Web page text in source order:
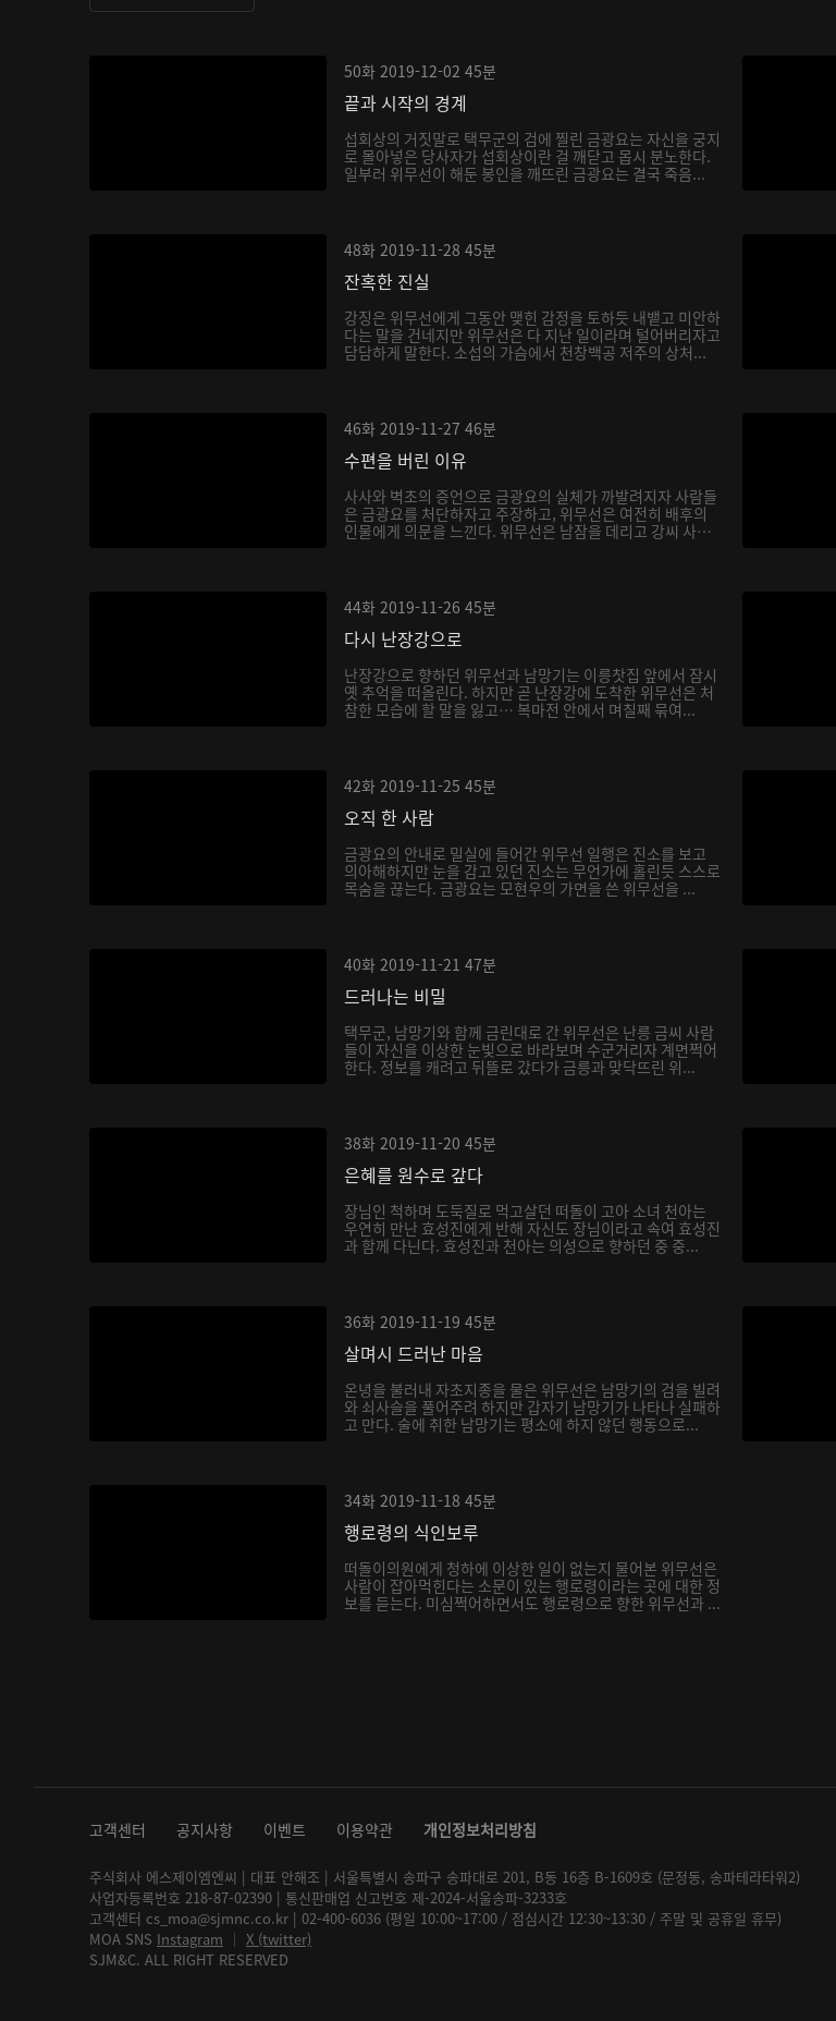
50화 2019-12-02 45분
끝과 시작의 경계
섭회상의 거짓말로 택무군의 검에 찔린 금광요는 자신을 궁지
로 몰아넣은 당사자가 섭회상이란 걸 깨닫고 몹시 분노한다.
일부러 위무선이 해둔 봉인을 깨뜨린 금광요는 결국 죽음...
48화 2019-11-28 45분
잔혹한 진실
강징은 위무선에게 그동안 맺힌 감정을 토하듯 내뱉고 미안하
다는 말을 건네지만 위무선은 다 지난 일이라며 털어버리자고
담담하게 말한다. 소섭의 가슴에서 천창백공 저주의 상처...
46화 2019-11-27 46분
수편을 버린 이유
사사와 벽초의 증언으로 금광요의 실체가 까발려지자 사람들
은 금광요를 처단하자고 주장하고, 위무선은 여전히 배후의
인물에게 의문을 느낀다. 위무선은 남잠을 데리고 강씨 사
44화 2019-11-26 45분
다시 난장강으로
난장강으로 향하던 위무선과 남망기는 이릉찻집 앞에서 잠시
옛 추억을 떠올린다. 하지만 곧 난장강에 도착한 위무선은 처
참한 모습에 할 말을 잃고… 복마전 안에서 며칠째 묶여...
42화 2019-11-25 45분
오직 한 사람
금광요의 안내로 밀실에 들어간 위무선 일행은 진소를 보고
의아해하지만 눈을 감고 있던 진소는 무언가에 홀린듯 스스로
목숨을 끊는다. 금광요는 모현우의 가면을 쓴 위무선을 ...
40화 2019-11-21 47분
드러나는 비밀
택무군, 남망기와 함께 금린대로 간 위무선은 난릉 금씨 사람
들이 자신을 이상한 눈빛으로 바라보며 수군거리자 계면쩍어
한다. 정보를 캐려고 뒤뜰로 갔다가 금릉과 맞닥뜨린 위...
38화 2019-11-20 45분
은혜를 원수로 갚다
장님인 척하며 도둑질로 먹고살던 떠돌이 고아 소녀 천아는
우연히 만난 효성진에게 반해 자신도 장님이라고 속여 효성진
과 함께 다닌다. 효성진과 천아는 의성으로 향하던 중 중...
36화 2019-11-19 45분
살며시 드러난 마음
온녕을 불러내 자초지종을 물은 위무선은 남망기의 검을 빌려
와 쇠사슬을 풀어주려 하지만 갑자기 남망기가 나타나 실패하
고 만다. 술에 취한 남망기는 평소에 하지 않던 행동으로...
34화 2019-11-18 45분
행로령의 식인보루
떠돌이의원에게 청하에 이상한 일이 없는지 물어본 위무선은
사람이 잡아먹힌다는 소문이 있는 행로령이라는 곳에 대한 정
보를 듣는다. 미심쩍어하면서도 행로령으로 향한 위무선과 ...
고객센터 공지사항 이벤트 이용약관 개인정보처리방침
주식회사 에스제이엠엔씨 | 대표 안해조 | 서울특별시 송파구 송파대로 201, B동 16층 B-1609호 (문정동, 송파테라타워2)
사업자등록번호 218-87-02390 | 통신판매업 신고번호 제-2024-서울송파-3233호
고객센터 cs_moa@sjmnc.co.kr | 02-400-6036 (평일 10:00~17:00 / 점심시간 12:30~13:30 / 주말 및 공휴일 휴무)
MOA SNS Instagram │ X (twitter)
SJM&C. ALL RIGHT RESERVED